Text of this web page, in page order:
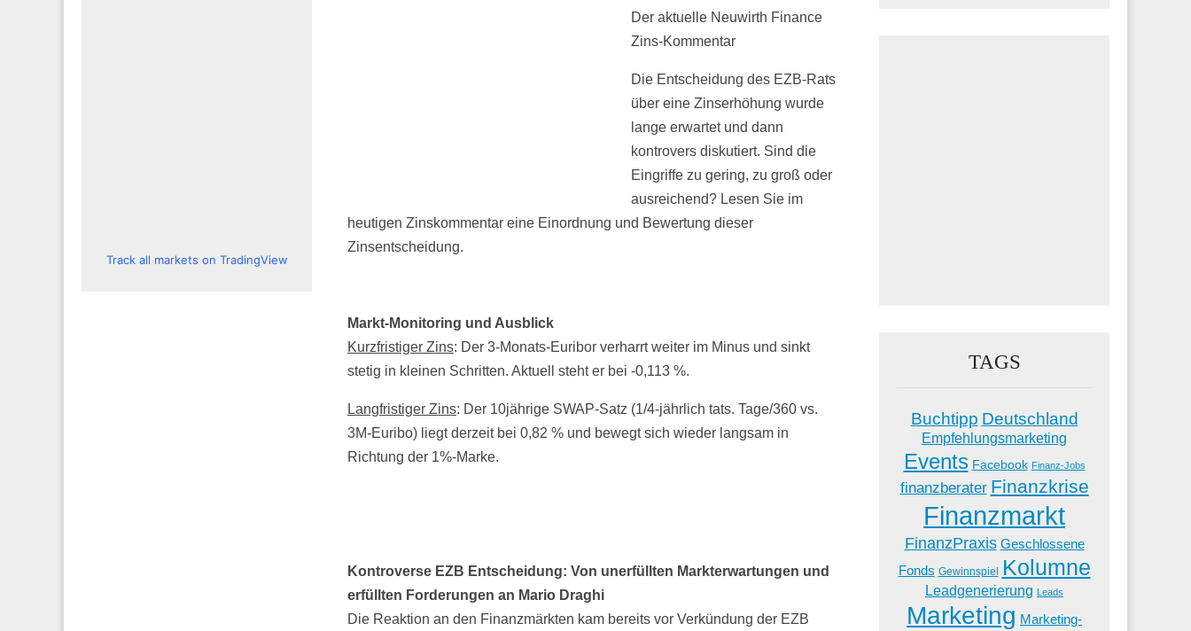
Der aktuelle Neuwirth Finance
Zins-Kommentar
Die Entscheidung des EZB-Rats
über eine Zinserhöhung wurde
lange erwartet und dann
kontrovers diskutiert. Sind die
Eingriffe zu gering, zu groß oder
ausreichend? Lesen Sie im
heutigen Zinskommentar eine Einordnung und Bewertung dieser
Zinsentscheidung.
Markt-Monitoring und Ausblick
Kurzfristiger Zins: Der 3-Monats-Euribor verharrt weiter im Minus und sinkt
stetig in kleinen Schritten. Aktuell steht er bei -0,113 %.
Langfristiger Zins: Der 10jährige SWAP-Satz (1/4-jährlich tats. Tage/360 vs.
3M-Euribo) liegt derzeit bei 0,82 % und bewegt sich wieder langsam in
Richtung der 1%-Marke.
Kontroverse EZB Entscheidung: Von unerfüllten Markterwartungen und
erfüllten Forderungen an Mario Draghi
Die Reaktion an den Finanzmärkten kam bereits vor Verkündung der EZB
Track all markets on TradingView
TAGS
Buchtipp Deutschland
Empfehlungsmarketing
Events Facebook Finanz-Jobs
finanzberater Finanzkrise
Finanzmarkt
FinanzPraxis Geschlossene
Fonds Gewinnspiel Kolumne
Leadgenerierung Leads
Marketing Marketing-